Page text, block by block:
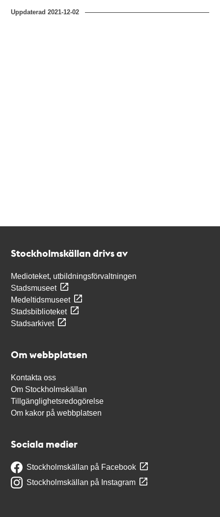
Uppdaterad2021-12-02
Stockholmskällan drivs av
Medioteket, utbildningsförvaltningen
Stadsmuseet
Medeltidsmuseet
Stadsbiblioteket
Stadsarkivet
Om webbplatsen
Kontakta oss
Om Stockholmskällan
Tillgänglighetsredogörelse
Om kakor på webbplatsen
Sociala medier
Stockholmskällan på Facebook
Stockholmskällan på Instagram